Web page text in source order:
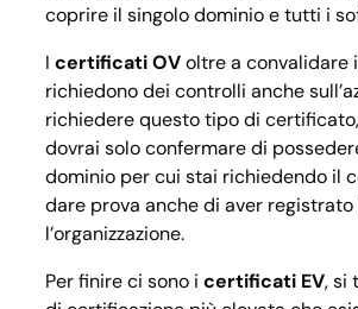
coprire il singolo dominio e tutti i
I certificati OVoltre a convalidare
richiedono dei controlli anche
richiedere questo tipo di
dovrai solo confermare di
dominio per cui stai richiedendo il
dare prova anche di aver registrato
l’organizzazione.
Per finire ci sono i certificati EV, si